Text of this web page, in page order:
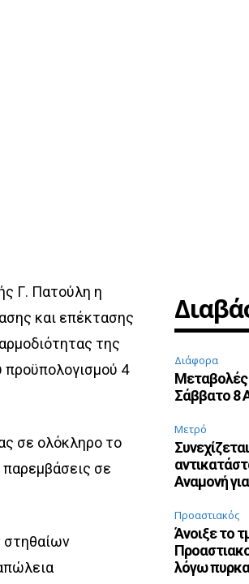
Γ. Πατούλη η
και επέκτασης
της
προϋπολογισμού 4
σε ολόκληρο το
παρεμβάσεις σε
στηθαίων
Διάφορα
Σάββατο 8
Μετρό
Αναμονή
Προαστιακός
Άνοιξε το
λόγω